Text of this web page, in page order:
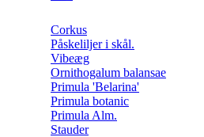
Corkus
Påskeliljer i skål.
Vibeæg
Ornithogalum balansae
Primula 'Belarina'
Primula botanic
Primula Alm.
Stauder